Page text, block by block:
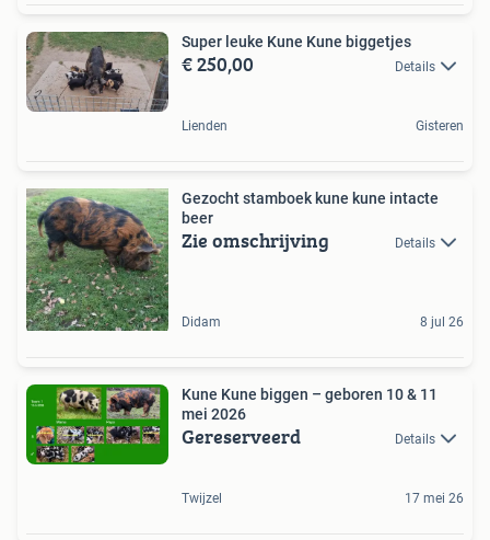
Super leuke Kune Kune biggetjes
€ 250,00 Details
Lienden Gisteren
Gezocht stamboek kune kune intacte
beer
Zie omschrijving Details
Didam 8 jul 26
Kune Kune biggen – geboren 10 & 11
mei 2026
Gereserveerd Details
Twijzel 17 mei 26